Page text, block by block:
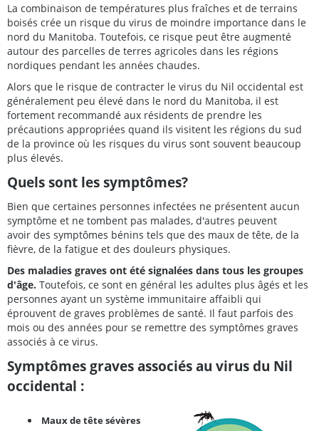
La combinaison de températures plus fraîches et de terrains
boisés crée un risque du virus de moindre importance dans le
nord du Manitoba. Toutefois, ce risque peut être augmenté
autour des parcelles de terres agricoles dans les régions
nordiques pendant les années chaudes.
Alors que le risque de contracter le virus du Nil occidental est
généralement peu élevé dans le nord du Manitoba, il est
fortement recommandé aux résidents de prendre les
précautions appropriées quand ils visitent les régions du sud
de la province où les risques du virus sont souvent beaucoup
plus élevés.
Quels sont les symptômes?
Bien que certaines personnes infectées ne présentent aucun
symptôme et ne tombent pas malades, d'autres peuvent
avoir des symptômes bénins tels que des maux de tête, de la
fièvre, de la fatigue et des douleurs physiques.
Des maladies graves ont été signalées dans tous les groupes
d'âge. Toutefois, ce sont en général les adultes plus âgés et les
personnes ayant un système immunitaire affaibli qui
éprouvent de graves problèmes de santé. Il faut parfois des
mois ou des années pour se remettre des symptômes graves
associés à ce virus.
Symptômes graves associés au virus du Nil
occidental :
Maux de tête sévères